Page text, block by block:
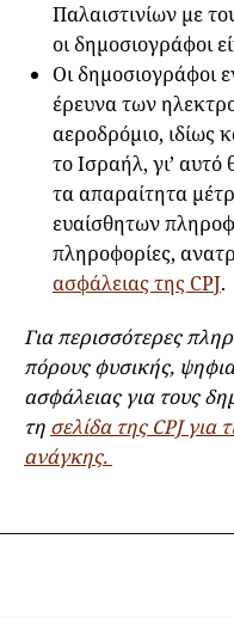
Παλαιστινίων με
οι δημοσιογράφοι
Οι δημοσιογράφοι
έρευνα των
αεροδρόμιο, ιδίως
το Ισραήλ, γι’
τα απαραίτητα
ευαίσθητων
πληροφορίες,
ασφάλειας της CPJ.
Για περισσότερες
πόρους φυσικής,
ασφάλειας για τους
τη σελίδα της CPJ για
ανάγκης.